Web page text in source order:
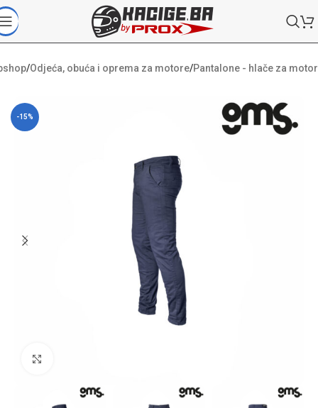
/Odjeća, obuća i oprema za motore/Pantalone - hlače za motor
-15%